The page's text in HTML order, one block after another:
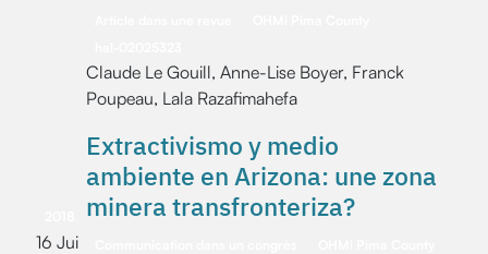
Claude Le Gouill, Anne-Lise Boyer, Franck
Poupeau, Lala Razafimahefa
16 Jui
Extractivismo y medio
ambiente en Arizona: une zona
minera transfronteriza?